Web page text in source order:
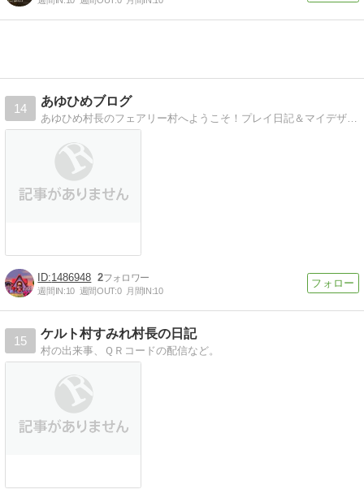
14
あゆひめブログ
あゆひめ村長のフェアリー村へようこそ！プレイ日記＆マイデザインの配布をしています。
1486948 2
週間IN:10 週間OUT:0 月間IN:10
15
ケルト村すみれ村長の日記
村の出来事、ＱＲコードの配信など。